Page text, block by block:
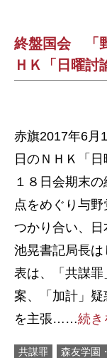
終盤国会 「
ＨＫ「日曜
赤旗2017年6
日のＮＨＫ「日
１８日会期末
点をめぐり与
つかり合い、
池晃書記局長
表は、「共謀
案、「加計」疑
を主張……続き
共謀罪
森友学園